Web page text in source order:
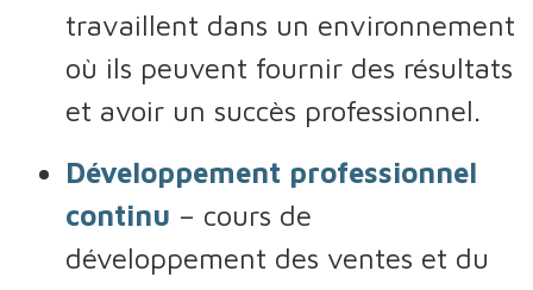
travaillent dans un environnement
où ils peuvent fournir des résultats
et avoir un succès professionnel.
Développement professionnel
continu – cours de
développement des ventes et du